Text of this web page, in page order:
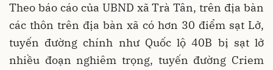
Theo báo cáo của UBND xã Trà Tân, trên địa bàn
các thôn trên địa bàn xã có hơn 30 điểm sạt Lở,
tuyến đường chính như Quốc lộ 40B bị sạt lở
nhiều đoạn nghiêm trọng, tuyến đường Criem